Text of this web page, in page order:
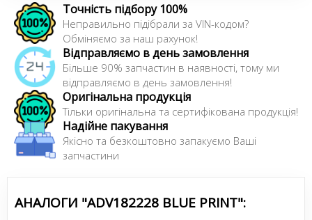
Точність підбору 100%
Неправильно підібрали за VIN-кодом?
Обміняємо за наш рахунок!
Відправляємо в день замовлення
Більше 90% запчастин в наявності, тому ми
відправляємо в день замовлення!
Оригінальна продукція
Тільки оригінальна та сертифікована продукція!
Надійне пакування
Якісно та безкоштовно запакуємо Ваші
запчастини
АНАЛОГИ "ADV182228 BLUE PRINT":